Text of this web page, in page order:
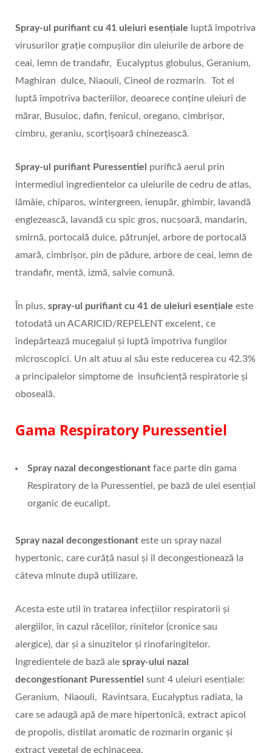
Spray-ul purifiant cu 41 uleiuri esențiale luptă împotriva
virusurilor grație compușilor din uleiurile de arbore de
ceai, lemn de trandafir, Eucalyptus globulus, Geranium,
Maghiran dulce, Niaouli, Cineol de rozmarin. Tot el
luptă împotriva bacteriilor, deoarece conține uleiuri de
mărar, Busuioc, dafin, fenicul, oregano, cimbrișor,
cimbru, geraniu, scorțișoară chinezească.
Spray-ul purifiant Puressentiel purifică aerul prin
intermediul ingredientelor ca uleiurile de cedru de atlas,
lămâie, chiparos, wintergreen, ienupăr, ghimbir, lavandă
englezească, lavandă cu spic gros, nucșoară, mandarin,
smirnă, portocală dulce, pătrunjel, arbore de portocală
amară, cimbrișor, pin de pădure, arbore de ceai, lemn de
trandafir, mentă, izmă, salvie comună.
În plus, spray-ul purifiant cu 41 de uleiuri esențiale este
totodată un ACARICID/REPELENT excelent, ce
îndepărtează mucegaiul și luptă împotriva fungilor
microscopici. Un alt atuu al său este reducerea cu 42.3%
a principalelor simptome de insuficiență respiratorie și
oboseală.
Gama Respiratory Puressentiel
Spray nazal decongestionant face parte din gama
Respiratory de la Puressentiel, pe bază de ulei esențial
organic de eucalipt.
Spray nazal decongestionant este un spray nazal
hypertonic, care curăță nasul și îl decongestionează la
câteva minute după utilizare.
Acesta este util în tratarea infecțiilor respiratorii și
alergiilor, în cazul răcelilor, rinitelor (cronice sau
alergice), dar și a sinuzitelor și rinofaringitelor.
Ingredientele de bază ale spray-ului nazal
decongestionant Puressentiel sunt 4 uleiuri esențiale:
Geranium, Niaouli, Ravintsara, Eucalyptus radiata, la
care se adaugă apă de mare hipertonică, extract apicol
de propolis, distilat aromatic de rozmarin organic și
extract vegetal de echinaceea.